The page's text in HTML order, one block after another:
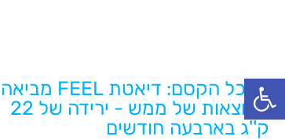
פתח סרגל נגישות
זה כל הקסם: דיאטת FEEL מביאה
לתוצאות של ממש - ירידה של 22
ק''ג בארבעה חודשים